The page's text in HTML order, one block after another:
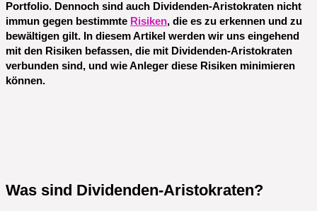
Portfolio. Dennoch sind auch Dividenden-Aristokraten nicht
immun gegen bestimmte Risiken, die es zu erkennen und zu
bewältigen gilt. In diesem Artikel werden wir uns eingehend
mit den Risiken befassen, die mit Dividenden-Aristokraten
verbunden sind, und wie Anleger diese Risiken minimieren
können.
Was sind Dividenden-Aristokraten?